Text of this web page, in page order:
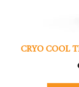
CRYO COOL